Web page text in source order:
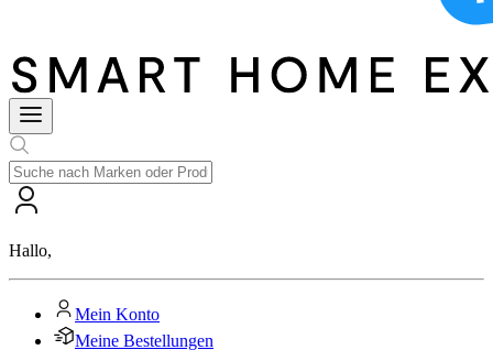
Hallo,
Mein Konto
Meine Bestellungen